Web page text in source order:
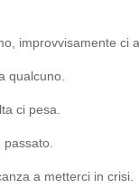
improvvisamente ci
qualcuno.
ci pesa.
a metterci in crisi.